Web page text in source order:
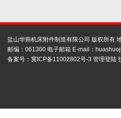
盐山华蒴机床附件制造有限公司 版权所有
邮编：061300 电子邮箱 E-mail：
备案号： 冀ICP备11002802号-3 管理登陆